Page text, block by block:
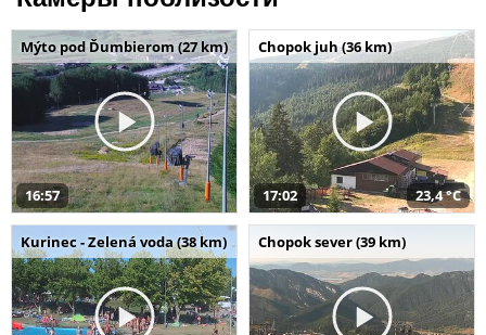
Mýto pod Ďumbierom (27 km)
16:57
Chopok juh (36 km)
17:02 23,4 °C
Kurinec - Zelená voda (38 km) Chopok sever (39 km)